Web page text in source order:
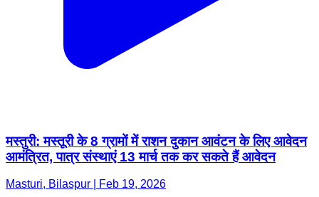
मस्तुरी: मस्तूरी के 8 ग्रामों में राशन दुकान आवंटन के लिए आवेदन
आमंत्रित, पात्र संस्थाएं 13 मार्च तक कर सकते हैं आवेदन
Masturi, Bilaspur | Feb 19, 2026